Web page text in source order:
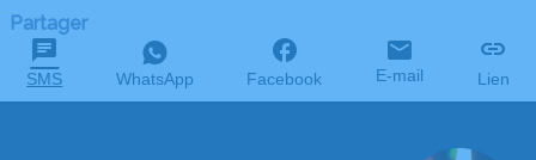
Partager
SMS WhatsApp Facebook E-mail Lien